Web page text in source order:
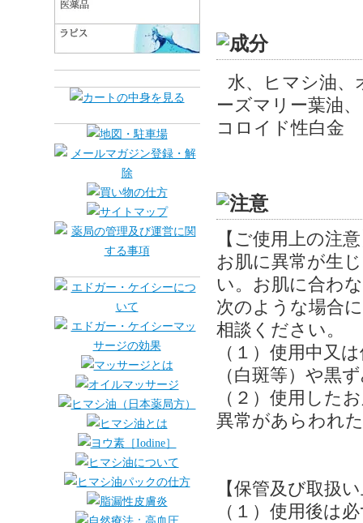
水、ヒマシ油、
ーズマリー葉油
コロイド性白金
【ご使用上の注
お肌に異常が生
い。お肌に合わ
次のような場合
相談ください。
（１）使用中又
（白斑等）や黒
（２）使用した
異常があらわれ
【保管及び取扱
（１）使用後は